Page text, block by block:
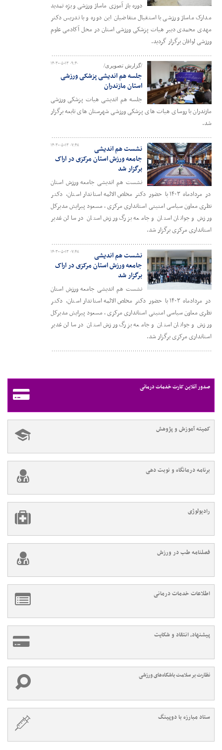
دوره باز آموزی ماساژ ورزشی ویژه تمدید
مدارک ماساژ ورزشی با استقبال متقاضیان این دوره و با تدریس دکتر
مهدی محمدی دبیر هیات پزشکی ورزشی استان در محل آکادمی علوم
ورزشی لوافان برگزار گردید.
۱۴۰۳-۰۵-۱۳ ۰۹:۴۰ /گزارش تصویری/
جلسه هم اندیشی پزشکی ورزشی
استان مازندران
جلسه هم اندیشی هیات پزشکی ورزشی
مازندران با روسای هیات های پزشکی ورزشی شهرستان های تابعه برگزار
شد.
۱۴۰۳-۰۵-۱۳ ۰۷:۴۸
نشست هم اندیشی
جامعه ورزش استان مرکزی در اراک
برگزار شد
نشست هم اندیشی جامعه ورزش استان
در مردادماه ۱۴۰۳ با حضور دکتر مخلص الائمه استاندار استان، دکتر
نظری معاون سیاسی امنیتی استانداری مرکزی ، مسعود پیرایش مدیرکل
ورزش و جوانان استان و جامعه بزرگ ورزش استان در سالن غدیر
استانداری مرکزی برگزار شد.
۱۴۰۳-۰۵-۱۳ ۰۷:۴۸
نشست هم اندیشی
جامعه ورزش استان مرکزی در اراک
برگزار شد
نشست هم اندیشی جامعه ورزش استان
در مردادماه ۱۴۰۳ با حضور دکتر مخلص الائمه استاندار استان، دکتر
نظری معاون سیاسی امنیتی استانداری مرکزی ، مسعود پیرایش مدیرکل
ورزش و جوانان استان و جامعه بزرگ ورزش استان در سالن غدیر
استانداری مرکزی برگزار شد.
صدور آنلاین کارت خدمات درمانی
کمیته آموزش و پژوهش
برنامه درمانگاه و نوبت دهی
رادیولوژی
فصلنامه طب در ورزش
اطلاعات خدمات درمانی
پیشنهاد، انتقاد و شکایت
نظارت بر سلامت باشگاه‌های ورزشی
ستاد مبارزه با دوپینگ